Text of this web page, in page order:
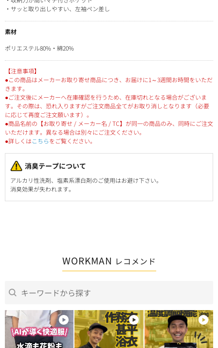
・サッと取り出しやすい、左袖ペン差し
素材
ポリエステル80%・綿20%
【注意事項】
●この商品はメーカーお取り寄せ商品につき、お届けに1～3週間お時間をいただ
きます。
●ご注文後にメーカーへ在庫確認を行うため、在庫切れとなる場合がございま
す。その際は、恐れ入りますがご注文商品全てがお取り消しとなります（必要
に応じて再度ご注文願います）。
●商品名前の【お取り寄せ / メーカー名 / TC】が同一の商品のみ、同時にご注文
いただけます。異なる場合は別々にご注文ください。
●詳しくはこちらをご覧ください。
消臭テープについて
アルカリ性洗剤、塩素系漂白剤のご使用はお避け下さい。
消臭効果が失われます。
WORKMAN レコメンド